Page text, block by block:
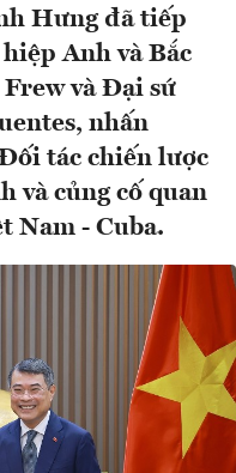
Hưng đã tiếp
Anh và Bắc
và Đại sứ
nhấn
tác chiến lược
và củng cố quan
Nam - Cuba.